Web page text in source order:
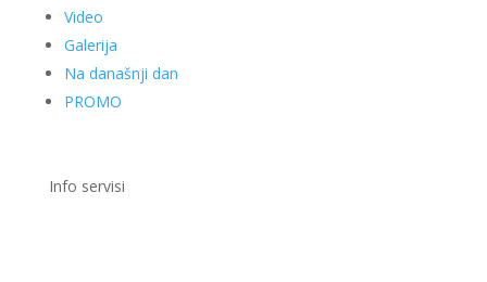
Video
Galerija
Na današnji dan
PROMO
Info servisi